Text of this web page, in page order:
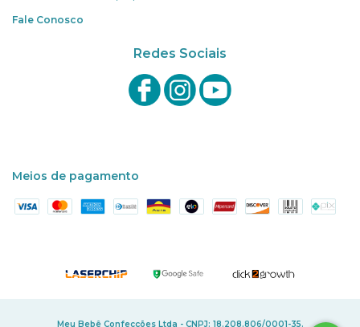
Fale Conosco
Redes Sociais
Meios de pagamento
Meu Bebê Confecções Ltda - CNPJ: 18.208.806/0001-35.